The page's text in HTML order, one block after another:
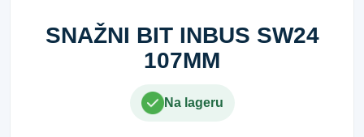
SNAŽNI BIT INBUS SW24
107MM
Na lageru